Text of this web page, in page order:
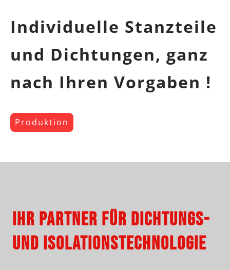
Individuelle Stanzteile
und Dichtungen, ganz
nach Ihren Vorgaben !
Produktion
Ihr Partner für Dichtungs-
und Isolationstechnologie